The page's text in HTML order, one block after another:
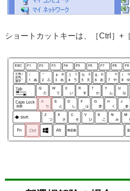
ショートカットキーは、［Ctrl］+